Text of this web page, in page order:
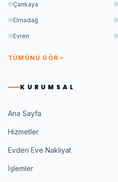
Çankaya
Elmadağ
Evren
TÜMÜNÜ GÖR
KURUMSAL
Ana Sayfa
Hizmetler
Evden Eve Nakliyat
İşlemler